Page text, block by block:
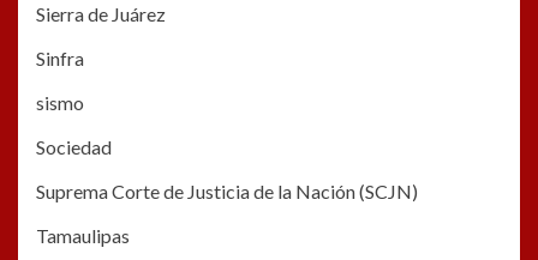
Sierra de Juárez
Sinfra
sismo
Sociedad
Suprema Corte de Justicia de la Nación (SCJN)
Tamaulipas